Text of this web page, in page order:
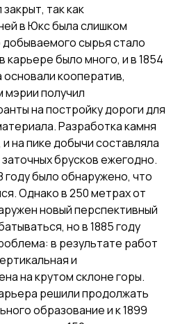
так как
в Юкс была слишком
добываемого сырья стало
карьере было много, и в 1854
кооператив,
получил
на постройку дороги для
Разработка камня
на пике добычи составляла
брусков ежегодно.
году было обнаружено, что
Однако в 250 метрах от
новый перспективный
но в 1885 году
в результате работ
и
на крутом склоне горы.
решили продолжать
образование и к 1899